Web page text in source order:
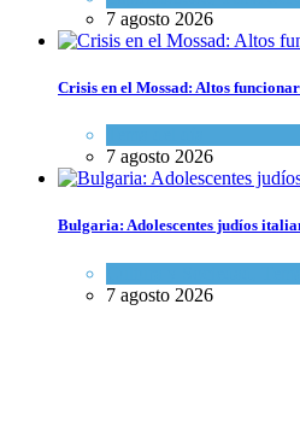
7 agosto 2026
Crisis en el Mossad: Altos
7 agosto 2026
Bulgaria: Adolescentes judíos
7 agosto 2026